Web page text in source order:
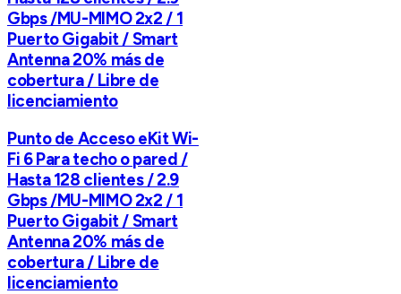
Gbps /MU-MIMO 2x2 / 1
Puerto Gigabit / Smart
Antenna 20% más de
cobertura / Libre de
licenciamiento
Punto de Acceso eKit Wi-
Fi 6 Para techo o pared /
Hasta 128 clientes / 2.9
Gbps /MU-MIMO 2x2 / 1
Puerto Gigabit / Smart
Antenna 20% más de
cobertura / Libre de
licenciamiento